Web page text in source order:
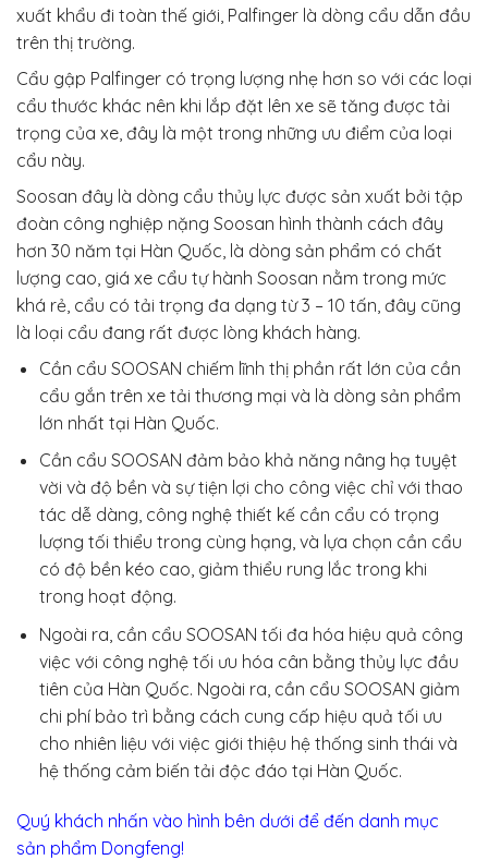
xuất khẩu đi toàn thế giới, Palfinger là dòng cẩu dẫn đầu
trên thị trường.
Cẩu gập Palfinger có trọng lượng nhẹ hơn so với các loại
cẩu thước khác nên khi lắp đặt lên xe sẽ tăng được tải
trọng của xe, đây là một trong những ưu điểm của loại
cẩu này.
Soosan đây là dòng cẩu thủy lực được sản xuất bởi tập
đoàn công nghiệp nặng Soosan hình thành cách đây
hơn 30 năm tại Hàn Quốc, là dòng sản phẩm có chất
lượng cao, giá xe cẩu tự hành Soosan nằm trong mức
khá rẻ, cẩu có tải trọng đa dạng từ 3 – 10 tấn, đây cũng
là loại cẩu đang rất được lòng khách hàng.
Cần cẩu SOOSAN chiếm lĩnh thị phần rất lớn của cần
cẩu gắn trên xe tải thương mại và là dòng sản phẩm
lớn nhất tại Hàn Quốc.
Cần cẩu SOOSAN đảm bảo khả năng nâng hạ tuyệt
vời và độ bền và sự tiện lợi cho công việc chỉ với thao
tác dễ dàng, công nghệ thiết kế cần cẩu có trọng
lượng tối thiểu trong cùng hạng, và lựa chọn cần cẩu
có độ bền kéo cao, giảm thiểu rung lắc trong khi
trong hoạt động.
Ngoài ra, cần cẩu SOOSAN tối đa hóa hiệu quả công
việc với công nghệ tối ưu hóa cân bằng thủy lực đầu
tiên của Hàn Quốc. Ngoài ra, cần cẩu SOOSAN giảm
chi phí bảo trì bằng cách cung cấp hiệu quả tối ưu
cho nhiên liệu với việc giới thiệu hệ thống sinh thái và
hệ thống cảm biến tải độc đáo tại Hàn Quốc.
Quý khách nhấn vào hình bên dưới để đến danh mục
sản phẩm Dongfeng!